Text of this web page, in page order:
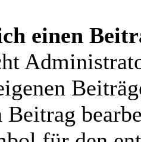
einen
Beitrag